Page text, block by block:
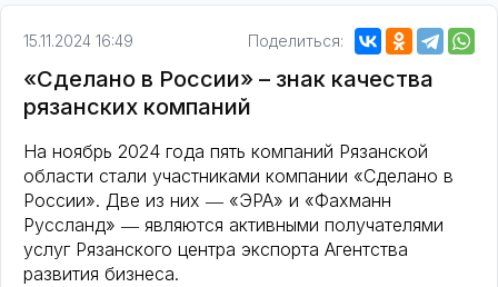
15.11.2024 16:49 Поделиться:
«Сделано в России» – знак качества
рязанских компаний
На ноябрь 2024 года пять компаний Рязанской
области стали участниками компании «Сделано в
России». Две из них ― «ЭРА» и «Фахманн
Руссланд» ― являются активными получателями
услуг Рязанского центра экспорта Агентства
развития бизнеса.